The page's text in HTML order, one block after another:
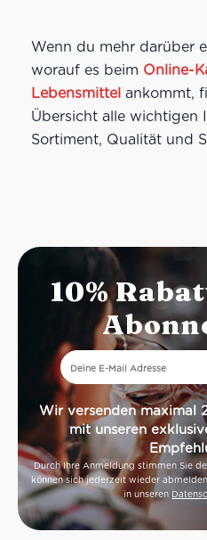
Wenn du mehr darüber
worauf es beim Online-
Lebensmittelankommt,
Übersicht alle wichtigen
Sortiment, Qualität und
10%
Wir versenden maximal
mit unseren
Durch Ihre Anmeldung stimmen Sie
können sich jederzeit wieder
in unseren